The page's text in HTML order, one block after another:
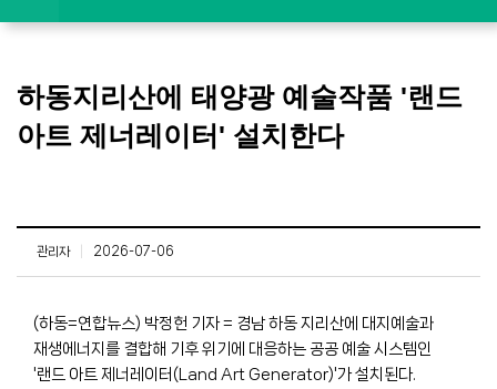
하동지리산에 태양광 예술작품 '랜드
아트 제너레이터' 설치한다
관리자 2026-07-06
(하동=연합뉴스) 박정헌 기자 = 경남 하동 지리산에 대지예술과
재생에너지를 결합해 기후 위기에 대응하는 공공 예술 시스템인
'랜드 아트 제너레이터(Land Art Generator)'가 설치된다.